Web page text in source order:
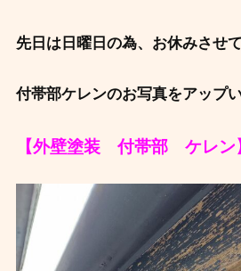
先日は日曜日の為、お休みさせ
付帯部ケレンのお写真をアップい
【外壁塗装 付帯部 ケレン